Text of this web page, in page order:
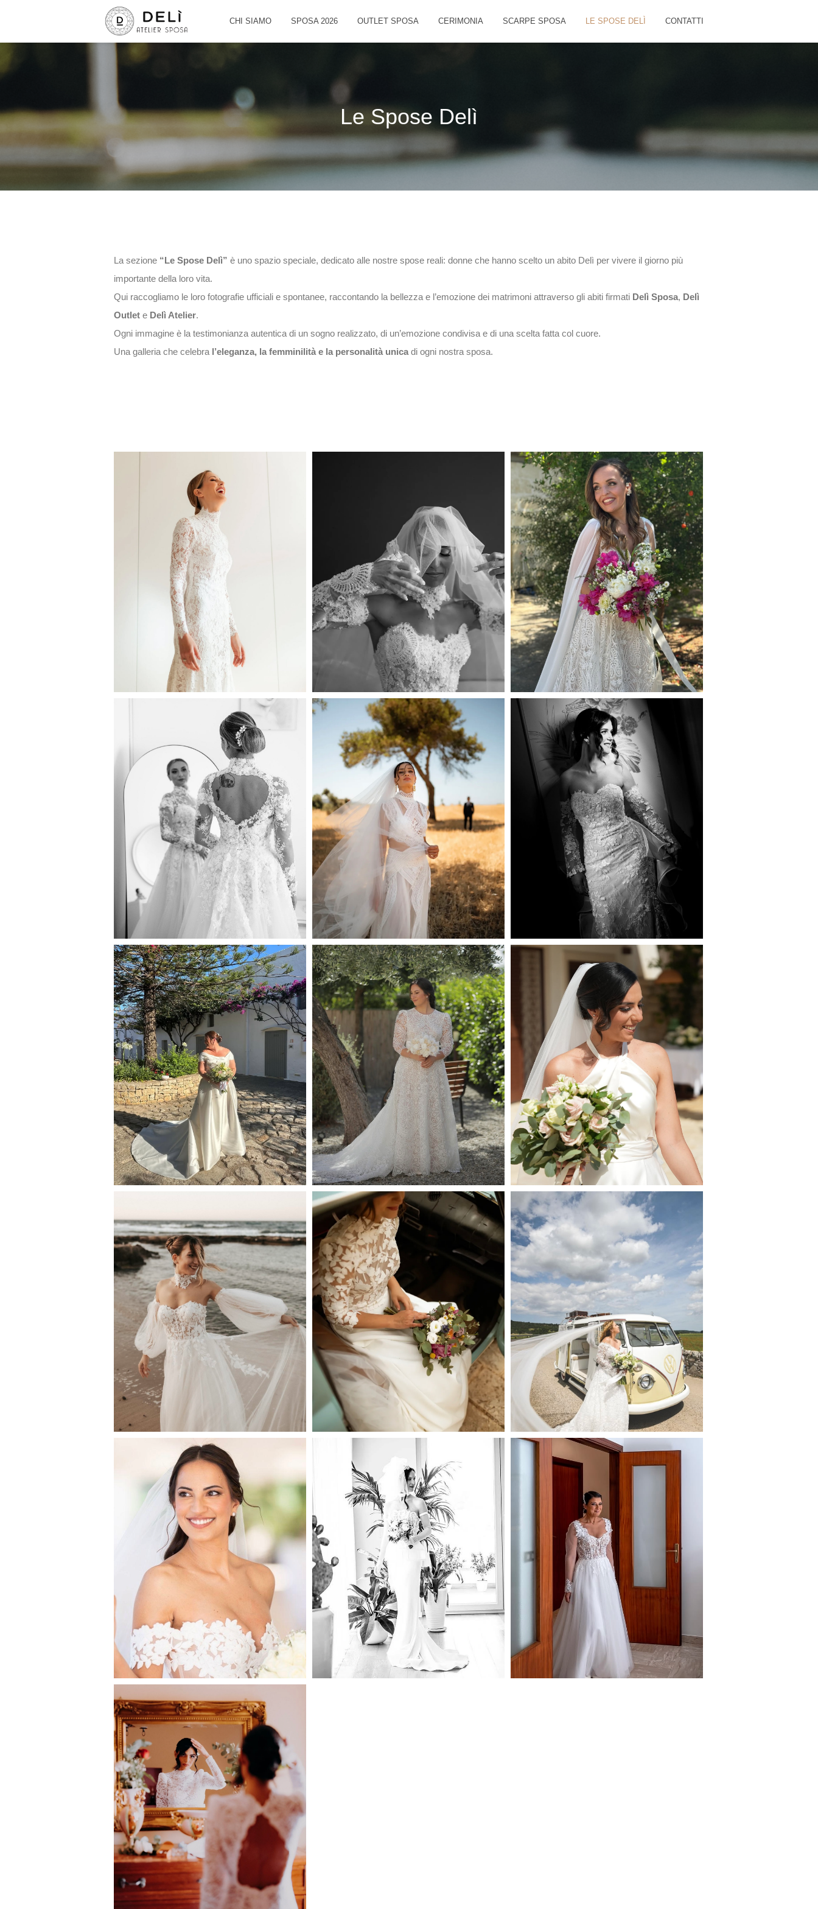
CHI SIAMO SPOSA 2026 OUTLET SPOSA CERIMONIA SCARPE SPOSA LE SPOSE DELÌ CONTATTI
Le Spose Delì
La sezione “Le Spose Delì” è uno spazio speciale, dedicato alle nostre spose reali: donne che hanno scelto un abito Delì per vivere il giorno più
importante della loro vita.
Qui raccogliamo le loro fotografie ufficiali e spontanee, raccontando la bellezza e l’emozione dei matrimoni attraverso gli abiti firmati Delì Sposa, Delì
Outlet e Delì Atelier.
Ogni immagine è la testimonianza autentica di un sogno realizzato, di un’emozione condivisa e di una scelta fatta col cuore.
Una galleria che celebra l’eleganza, la femminilità e la personalità unica di ogni nostra sposa.